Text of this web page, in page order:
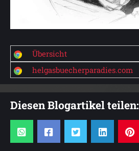
Übersicht
helgasbuecherparadies.com
Diesen Blogartikel teilen: